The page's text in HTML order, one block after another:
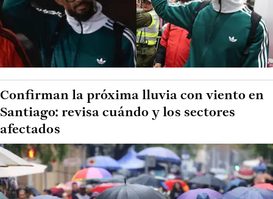
Confirman la próxima lluvia con viento en
Santiago: revisa cuándo y los sectores
afectados